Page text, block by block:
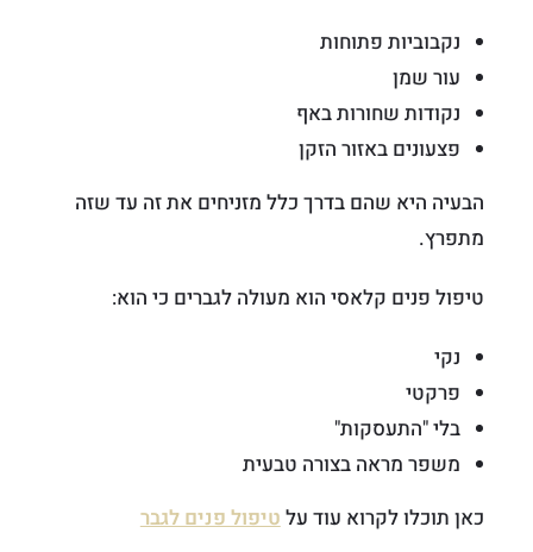
נקבוביות פתוחות
עור שמן
נקודות שחורות באף
פצעונים באזור הזקן
הבעיה היא שהם בדרך כלל מזניחים את זה עד שזה
מתפרץ.
טיפול פנים קלאסי הוא מעולה לגברים כי הוא:
נקי
פרקטי
בלי "התעסקות"
משפר מראה בצורה טבעית
כאן תוכלו לקרוא עוד עלטיפול פנים לגבר